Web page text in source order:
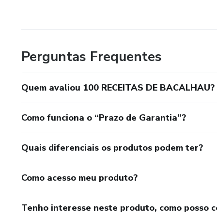
Perguntas Frequentes
Quem avaliou 100 RECEITAS DE BACALHAU?
Como funciona o “Prazo de Garantia”?
Quais diferenciais os produtos podem ter?
Como acesso meu produto?
Tenho interesse neste produto, como posso